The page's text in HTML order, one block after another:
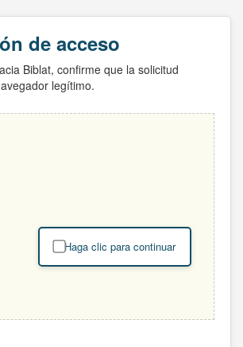
de acceso
Biblat, confirme que la solicitud
legítimo.
Haga clic para continuar